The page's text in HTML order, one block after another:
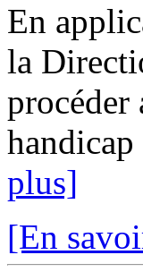
En
la
procéder
plus]
[En